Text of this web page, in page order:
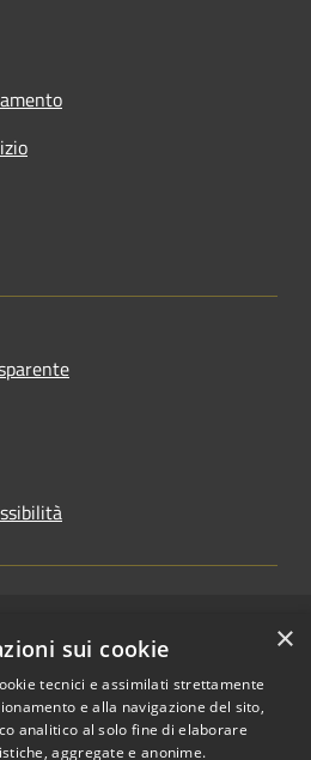
Copyright © 2026 • Comune di
Casirate d'Adda • Powered by
Municipium•
Accesso redazione
×
sui cookie
tecnici e assimilati strettamente
e alla navigazione del sito,
analitico al solo fine di elaborare
aggregate e anonime.